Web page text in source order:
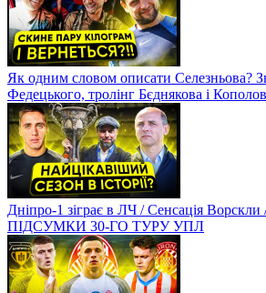
Як одним словом описати Селезньова?
Федецького, тролінг Бєднякова і
Дніпро-1 зіграє в ЛЧ / Сенсація
ПІДСУМКИ 30-ГО ТУРУ УПЛ